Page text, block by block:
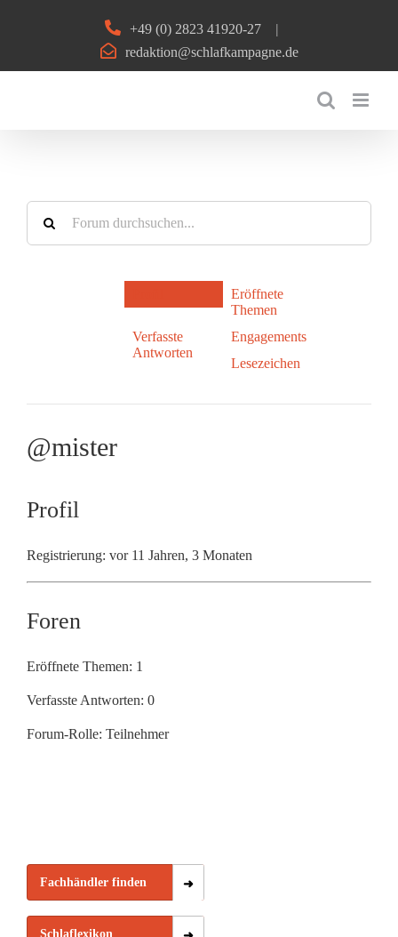
+49 (0) 2823 41920-27
|
redaktion@schlafkampagne.de
Eröffnete
Themen
Verfasste
Antworten
Engagements
Lesezeichen
@mister
Profil
Registrierung: vor 11 Jahren, 3 Monaten
Foren
Eröffnete Themen: 1
Verfasste Antworten: 0
Forum-Rolle: Teilnehmer
Fachhändler finden
Schlaflexikon